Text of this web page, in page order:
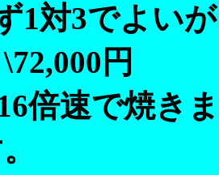
1対3でよい
円
倍速で焼き